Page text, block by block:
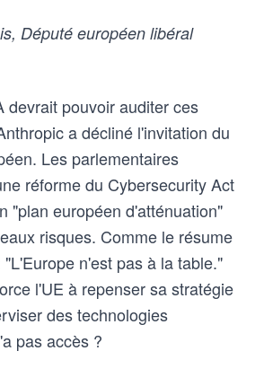
Député européen libéral
devrait pouvoir auditer ces
a décliné l'invitation du
Les parlementaires
réforme du Cybersecurity Act
"plan européen d'atténuation"
risques. Comme le résume
n'est pas à la table."
l'UE à repenser sa stratégie
des technologies
pas accès ?